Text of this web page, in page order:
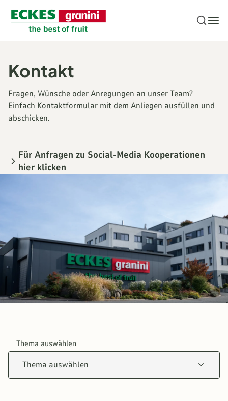
Zum Inhalt springen
Kontakt
Fragen, Wünsche oder Anregungen an unser Team?
Einfach Kontaktformular mit dem Anliegen ausfüllen und
abschicken.
Für Anfragen zu Social-Media Kooperationen
hier klicken
Thema auswählen
Thema auswählen